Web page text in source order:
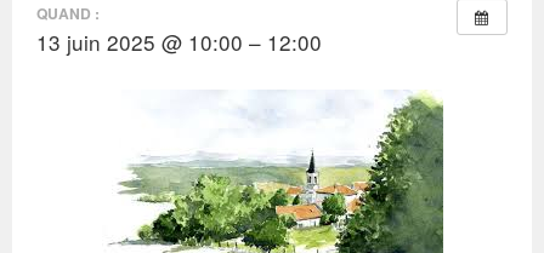
QUAND :
13 juin 2025 @ 10:00 – 12:00